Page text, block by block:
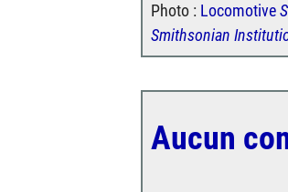
Photo : Locomotive
Smithsonian
Aucun